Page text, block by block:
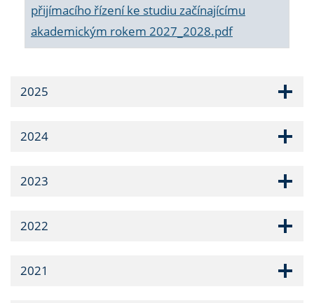
přijímacího řízení ke studiu začínajícímu
akademickým rokem 2027_2028.pdf
2025
2024
2023
2022
2021